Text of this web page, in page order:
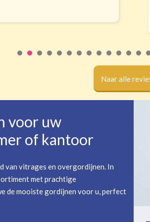
Naar alle
voor uw
of kantoor
van vitrages en overgordijnen. In
met prachtige
de mooiste gordijnen voor u, perfect